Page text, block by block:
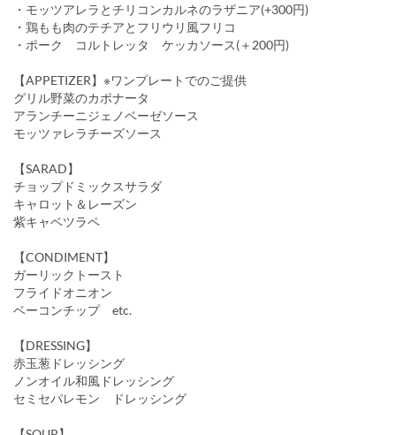
・モッツアレラとチリコンカルネのラザニア(+300円)
・鶏もも肉のテチアとフリウリ風フリコ
・ポーク コルトレッタ ケッカソース(＋200円)
【APPETIZER】※ワンプレートでのご提供
グリル野菜のカポナータ
アランチーニジェノベーゼソース
モッツァレラチーズソース
【SARAD】
チョップドミックスサラダ
キャロット＆レーズン
紫キャベツラペ
【CONDIMENT】
ガーリックトースト
フライドオニオン
ベーコンチップ etc.
【DRESSING】
赤玉葱ドレッシング
ノンオイル和風ドレッシング
セミセパレモン ドレッシング